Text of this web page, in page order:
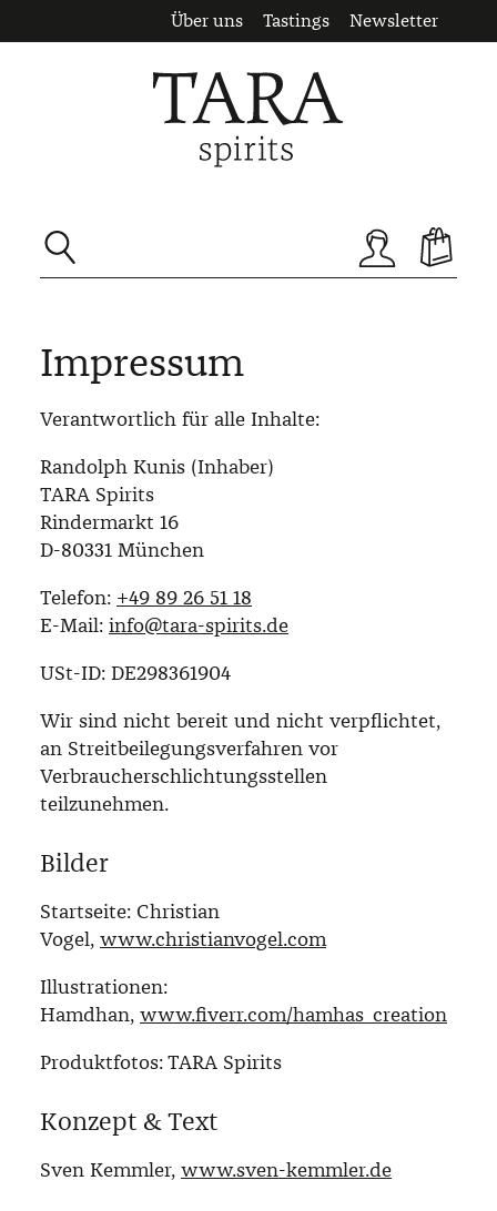
Zum Hauptinhalt springen
Über uns Tastings Newsletter
Impressum
Verantwortlich für alle Inhalte:
Randolph Kunis (Inhaber)
TARA Spirits
Rindermarkt 16
D-80331 München
Telefon: +49 89 26 51 18
E-Mail: info@tara-spirits.de
USt-ID: DE298361904
Wir sind nicht bereit und nicht verpflichtet,
an Streitbeilegungsverfahren vor
Verbraucherschlichtungsstellen
teilzunehmen.
Bilder
Startseite: Christian
Vogel, www.christianvogel.com
Illustrationen:
Hamdhan, www.fiverr.com/hamhas_creation
Produktfotos: TARA Spirits
Konzept & Text
Sven Kemmler, www.sven-kemmler.de